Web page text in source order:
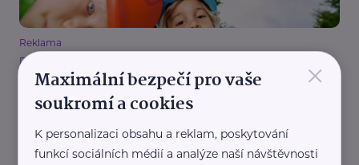
Reklama
Decathlon
Vyplatí se kupovat nové věci, nebo raději hledat v
bazarech?
×
Maximální bezpečí pro vaše
soukromí a cookies
K personalizaci obsahu a reklam, poskytování
funkcí sociálních médií a analýze naší návštěvnosti